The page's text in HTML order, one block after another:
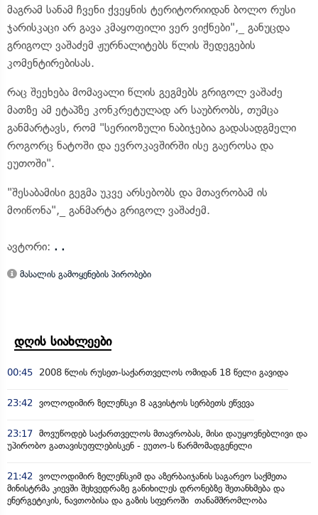
მაგრამ სანამ ჩვენი ქვეყნის ტერიტორიიდან ბოლო რუსი
ჯარისკაცი არ გავა კმაყოფილი ვერ ვიქნები",_ განუცდა
გრიგოლ ვაშაძემ ჟურნალიტებს წლის შედეგების
კომენტირებისას.
რაც შეეხება მომავალი წლის გეგმებს გრიგოლ ვაშაძე
მათზე ამ ეტაპზე კონკრეტულად არ საუბრობს, თუმცა
განმარტავს, რომ "სერიოზული ნაბიჯებია გადასადგმელი
როგორც ნატოში და ევროკავშირში ისე გაეროსა და
ეუთოში".
"შესაბამისი გეგმა უკვე არსებობს და მთავრობამ ის
მოიწონა",_ განმარტა გრიგოლ ვაშაძემ.
ავტორი: . .
მასალის გამოყენების პირობები
დღის სიახლეები
00:45 2008 წლის რუსეთ-საქართველოს ომიდან 18 წელი გავიდა
23:42 ვოლოდიმირ ზელენსკი 8 აგვისტოს სერბეთს ეწვევა
23:17 მოვუწოდებ საქართველოს მთავრობას, მისი დაუყოვნებლივი და
უპირობო გათავისუფლებისკენ - ეუთო-ს წარმომადგენელი
21:42 ვოლოდიმირ ზელენსკიმ და აზერბაიჯანის საგარეო საქმეთა
მინისტრმა კიევში შეხვედრაზე განიხილეს დრონებზე შეთანხმება და
ენერგეტიკის, ნავთობისა და გაზის სფეროში თანამშრომლობა